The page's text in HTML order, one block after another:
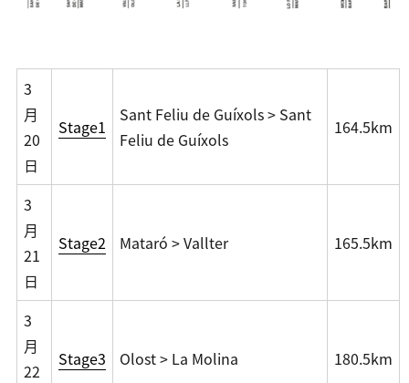
3
月
20
日
Stage1
Sant Feliu de Guíxols > Sant
Feliu de Guíxols
164.5km
3
月
21
日
Stage2 Mataró > Vallter 165.5km
3
月
22
Stage3 Olost > La Molina 180.5km